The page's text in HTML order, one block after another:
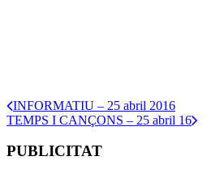
INFORMATIU – 25 abril 2016
TEMPS I CANÇONS – 25 abril 16
PUBLICITAT